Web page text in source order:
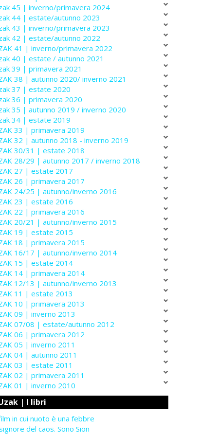
45 | inverno/primavera 2024
44 | estate/autunno 2023
43 | inverno/primavera 2023
42 | estate/autunno 2022
41 | inverno/primavera 2022
40 | estate / autunno 2021
39 | primavera 2021
38 | autunno 2020/ inverno 2021
37 | estate 2020
36 | primavera 2020
35 | autunno 2019 / inverno 2020
34 | estate 2019
33 | primavera 2019
32 | autunno 2018 - inverno 2019
30/31 | estate 2018
28/29 | autunno 2017 / inverno 2018
27 | estate 2017
26 | primavera 2017
24/25 | autunno/inverno 2016
23 | estate 2016
22 | primavera 2016
20/21 | autunno/inverno 2015
19 | estate 2015
18 | primavera 2015
16/17 | autunno/inverno 2014
15 | estate 2014
14 | primavera 2014
12/13 | autunno/inverno 2013
11 | estate 2013
10 | primavera 2013
09 | inverno 2013
07/08 | estate/autunno 2012
06 | primavera 2012
05 | inverno 2011
04 | autunno 2011
03 | estate 2011
02 | primavera 2011
01 | inverno 2010
| I libri
in cui nuoto è una febbre
del caos. Sono Sion